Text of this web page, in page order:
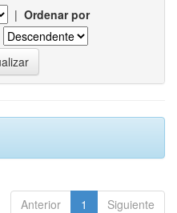
| Ordenar por
Anterior 1 Siguiente